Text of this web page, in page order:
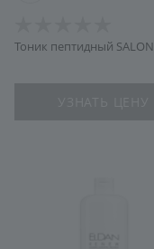
Тоник пептидный SALON